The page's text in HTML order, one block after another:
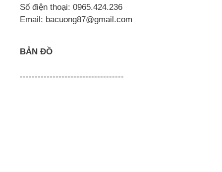
Số điện thoại: 0965.424.236
Email: bacuong87@gmail.com
BẢN ĐỒ
-----------------------------------